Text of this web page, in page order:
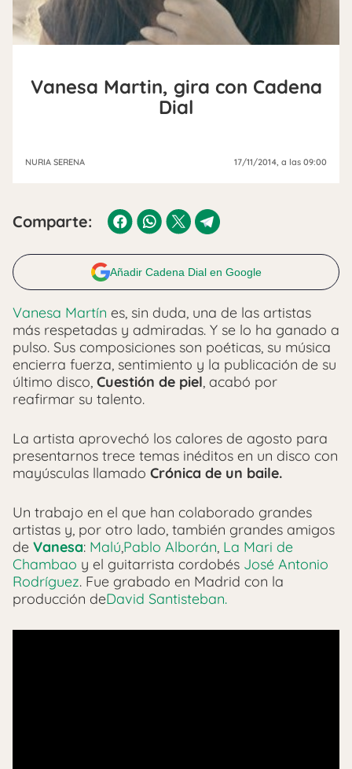
Vanesa Martin, gira con Cadena
Dial
NURIA SERENA 17/11/2014 , a las 09:00
Comparte:
Añadir Cadena Dial en Google
Vanesa Martín es, sin duda, una de las artistas
más respetadas y admiradas. Y se lo ha ganado a
pulso. Sus composiciones son poéticas, su música
encierra fuerza, sentimiento y la publicación de su
último disco, Cuestión de piel , acabó por
reafirmar su talento.
La artista aprovechó los calores de agosto para
presentarnos trece temas inéditos en un disco con
mayúsculas llamado Crónica de un baile.
Un trabajo en el que han colaborado grandes
artistas y, por otro lado, también grandes amigos
de Vanesa: Malú Pablo Alborán La Mari de
Chambao y el guitarrista cordobés José Antonio
Rodríguez. Fue grabado en Madrid con la
producción deDavid Santisteban.